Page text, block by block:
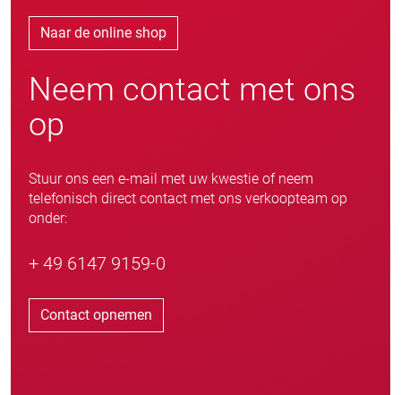
Naar de online shop
Neem contact met ons
op
Stuur ons een e-mail met uw kwestie of neem
telefonisch direct contact met ons verkoopteam op
onder:
+ 49 6147 9159-0
Contact opnemen